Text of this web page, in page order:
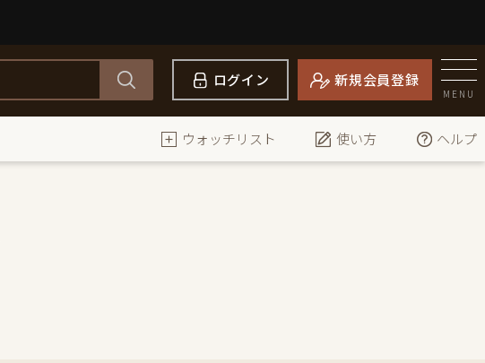
ログイン 新規会員登録
MENU
ウォッチリスト 使い方 ヘルプ